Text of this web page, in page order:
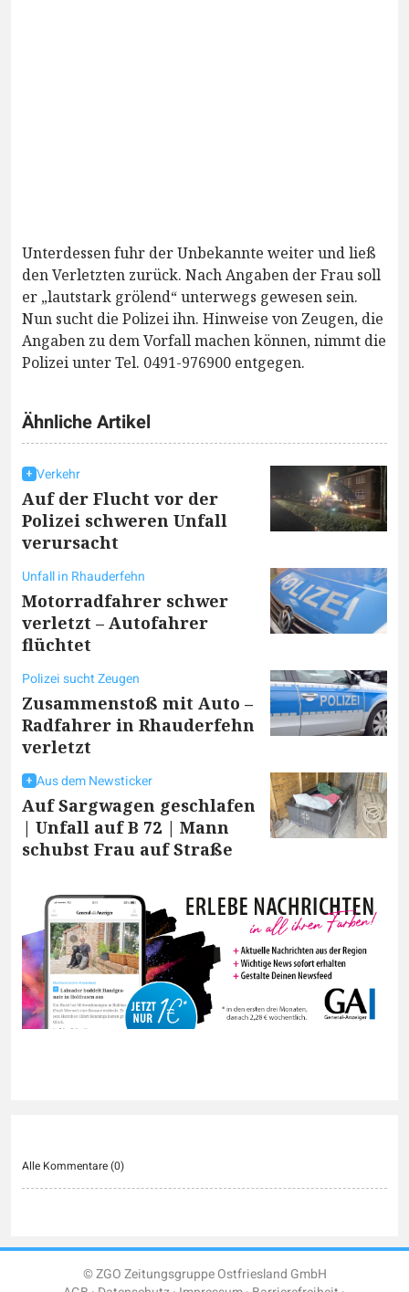
Unterdessen fuhr der Unbekannte weiter und ließ
den Verletzten zurück. Nach Angaben der Frau soll
er „lautstark grölend“ unterwegs gewesen sein.
Nun sucht die Polizei ihn. Hinweise von Zeugen, die
Angaben zu dem Vorfall machen können, nimmt die
Polizei unter Tel. 0491-976900 entgegen.
Ähnliche Artikel
Verkehr
Auf der Flucht vor der
Polizei schweren Unfall
verursacht
Unfall in Rhauderfehn
Motorradfahrer schwer
verletzt – Autofahrer
flüchtet
Polizei sucht Zeugen
Zusammenstoß mit Auto –
Radfahrer in Rhauderfehn
verletzt
Aus dem Newsticker
Auf Sargwagen geschlafen
| Unfall auf B 72 | Mann
schubst Frau auf Straße
Alle Kommentare (0)
© ZGO Zeitungsgruppe Ostfriesland GmbH